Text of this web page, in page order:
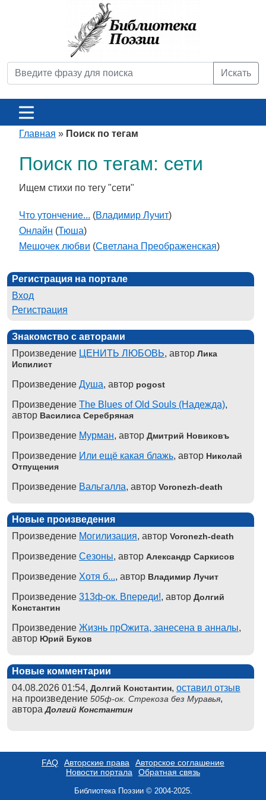
Искать
Главная » Поиск по тегам
Поиск по тегам: сети
Ищем стихи по тегу "сети"
Что утончение... (Владимир Лучит)
Онлайн (Тюша)
Мешочек любви (Светлана Преображенская)
Регистрация на портале
Вход
Регистрация
Знакомство с авторами
Произведение ЦЕНИТЬ ЛЮБОВЬ, автор Лика
Испилист
Произведение Душа, автор pogost
Произведение The Blues of Old Souls (Надежда),
автор Василиса Серебряная
Произведение Мурман, автор Дмитрий Новиковъ
Произведение Или ещё какая блажь, автор Николай
Отпущения
Произведение Вальгалла, автор Voronezh-death
Новые произведения
Произведение Могилизация, автор Voronezh-death
Произведение Сезоны, автор Александр Саркисов
Произведение Хотя б..., автор Владимир Лучит
Произведение 313ф-ок. Впереди!, автор Долгий
Константин
Произведение Жизнь прОжита, занесена в анналы,
автор Юрий Буков
Новые комментарии
04.08.2026 01:54, Долгий Константин, оставил отзыв
на произведение 505ф-ок. Стрекоза без Муравья,
автораДолгий Константин
FAQ Авторские права
Авторское соглашение
Новости портала
Обратная связь
Библиотека Поэзии © 2004-2025.